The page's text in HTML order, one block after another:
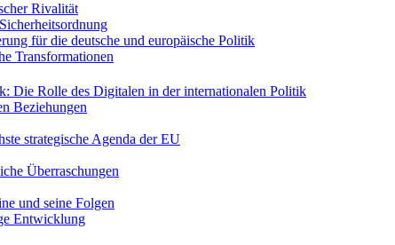
Rivalität
für die deutsche und europäische Politik
Transformationen
Die Rolle des Digitalen in der internationalen Politik
Beziehungen
strategische Agenda der EU
Überraschungen
und seine Folgen
Entwicklung